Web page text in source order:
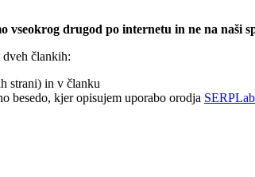
vseokrog drugod po internetu in ne na naši
člankih:
strani) in v članku
besedo, kjer opisujem uporabo orodja SERPLab